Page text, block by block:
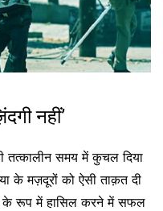
नहीं’
तत्कालीन समय में कुचल दिया
के मज़दूरों को ऐसी ताक़त दी
के रूप में हासिल करने में सफल